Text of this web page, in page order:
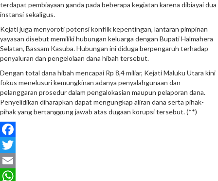
terdapat pembiayaan ganda pada beberapa kegiatan karena dibiayai dua
instansi sekaligus.
Kejati juga menyoroti potensi konflik kepentingan, lantaran pimpinan
yayasan disebut memiliki hubungan keluarga dengan Bupati Halmahera
Selatan, Bassam Kasuba. Hubungan ini diduga berpengaruh terhadap
penyaluran dan pengelolaan dana hibah tersebut.
Dengan total dana hibah mencapai Rp 8,4 miliar, Kejati Maluku Utara kini
fokus menelusuri kemungkinan adanya penyalahgunaan dan
pelanggaran prosedur dalam pengalokasian maupun pelaporan dana.
Penyelidikan diharapkan dapat mengungkap aliran dana serta pihak-
pihak yang bertanggung jawab atas dugaan korupsi tersebut. (**)
Facebook
Twitter
Email